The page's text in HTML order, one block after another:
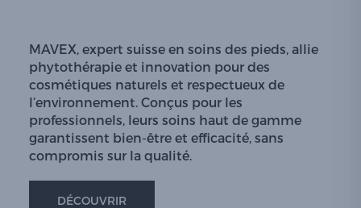
MAVEX, expert suisse en soins des pieds, allie
phytothérapie et innovation pour des
cosmétiques naturels et respectueux de
l’environnement. Conçus pour les
professionnels, leurs soins haut de gamme
garantissent bien-être et efficacité, sans
compromis sur la qualité.
DÉCOUVRIR